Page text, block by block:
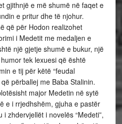
gjithnjë e më shumë në faqet e
e pritur dhe të njohur.
që për Hodon realizohet
i Medetit me medaljen e
një gjetje shumë e bukur, një
tek lexuesi që është
e tij për këtë “feudal
përballej me Baba Stalinin.
major Medetin në sytë
e i rrjedhshëm, gjuha e pastër
zhdervjellët i novelës “Medeti”,